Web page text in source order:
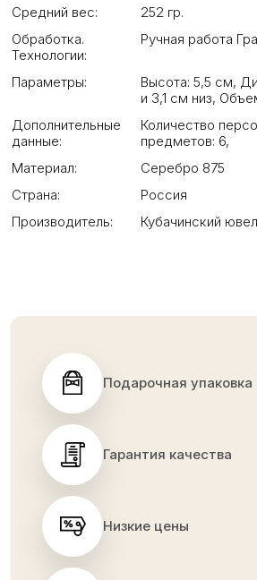
Средний вес:
252 гр.
Обработка.
Технологии:
Ручная работа
Параметры: Высота: 5,5 см,
и 3,1 см низ,
Дополнительные
данные:
Количество
предметов: 6,
Материал:
Серебро 875
Страна:
Россия
Производитель:
Кубачинский
Подарочная упаковка
Гарантия качества
Низкие цены